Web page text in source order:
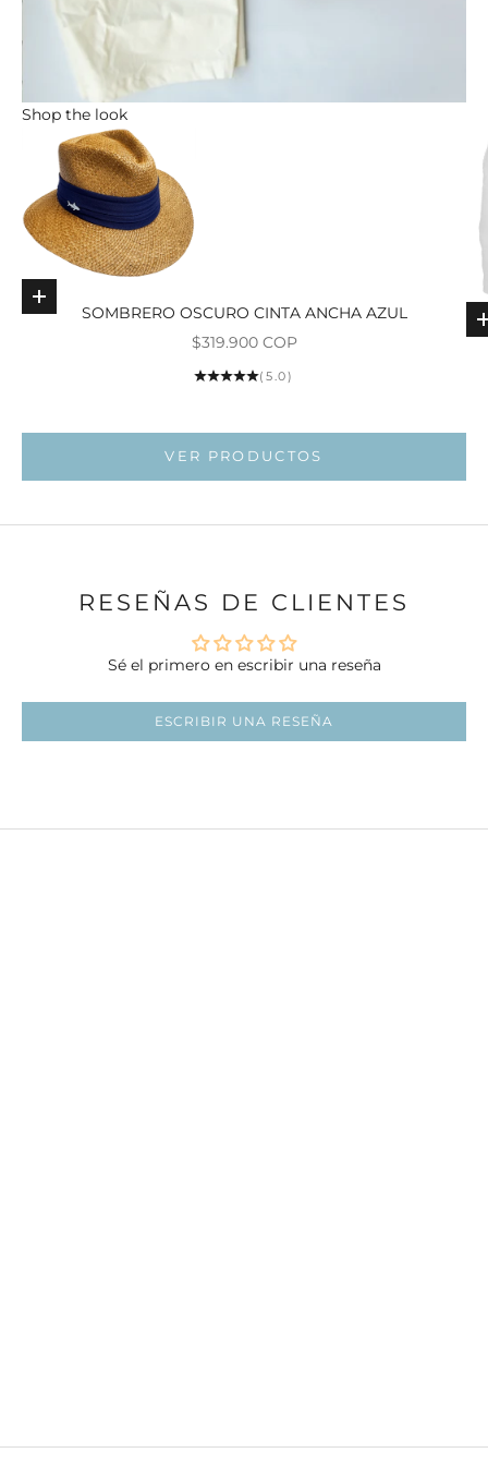
Shop the look
Elige opciones
SOMBRERO OSCURO CINTA ANCHA AZUL
Precio de oferta
$319.900 COP
(5.0)
VER PRODUCTOS
RESEÑAS DE CLIENTES
Sé el primero en escribir una reseña
ESCRIBIR UNA RESEÑA